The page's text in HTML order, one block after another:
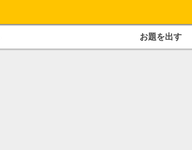
お題を出す